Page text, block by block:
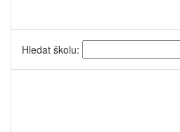
Hledat školu: